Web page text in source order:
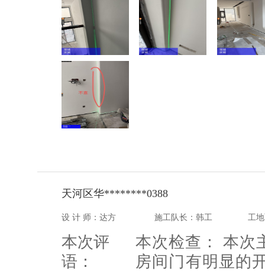
天河区华********0388
设 计 师：达方 施工队长：韩工 工
本次评
语：
本次检查： 本次
房间门有明显的